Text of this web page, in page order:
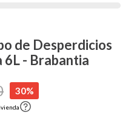
de Desperdicios
- Brabantia
30%